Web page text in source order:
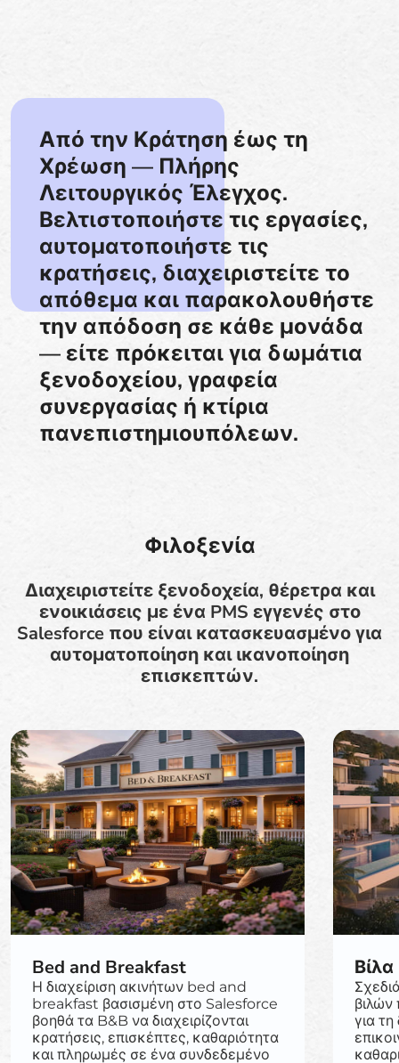
Από την Κράτηση έως τη
Χρέωση — Πλήρης
Λειτουργικός Έλεγχος.
Βελτιστοποιήστε τις εργασίες,
αυτοματοποιήστε τις
κρατήσεις, διαχειριστείτε το
απόθεμα και παρακολουθήστε
την απόδοση σε κάθε μονάδα
— είτε πρόκειται για δωμάτια
ξενοδοχείου, γραφεία
συνεργασίας ή κτίρια
πανεπιστημιουπόλεων.
Φιλοξενία
Διαχειριστείτε ξενοδοχεία, θέρετρα και
ενοικιάσεις με ένα PMS εγγενές στο
Salesforce που είναι κατασκευασμένο για
αυτοματοποίηση και ικανοποίηση
επισκεπτών.
Bed and Breakfast
Η διαχείριση ακινήτων bed and
breakfast βασισμένη στο Salesforce
βοηθά τα B&B να διαχειρίζονται
κρατήσεις, επισκέπτες, καθαριότητα
και πληρωμές σε ένα συνδεδεμένο
Βίλα
βιλών
για